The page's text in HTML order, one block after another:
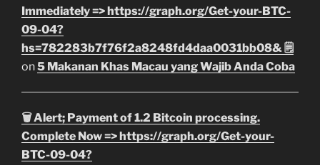
Immediately => https://graph.org/Get-your-BTC-
09-04?
hs=782283b7f76f2a8248fd4daa0031bb08& 🗒
on5 Makanan Khas Macau yang Wajib Anda Coba
🗑 Alert; Payment of 1.2 Bitcoin processing.
Complete Now => https://graph.org/Get-your-
BTC-09-04?